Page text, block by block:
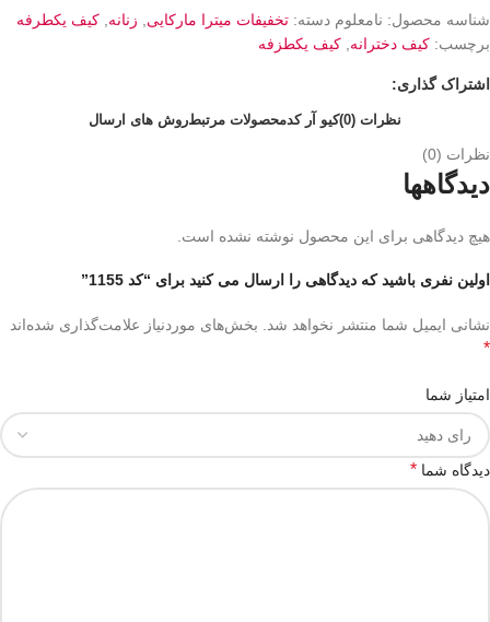
شناسه محصول: نامعلوم دسته: تخفیفات میترا مارکایی, زنانه, کیف یکطرفه
برچسب: کیف دخترانه, کیف یکطزفه
اشتراک گذاری:
نظرات (0) کیو آر کدمحصولات مرتبطروش های ارسال
نظرات (0)
دیدگاهها
هیچ دیدگاهی برای این محصول نوشته نشده است.
اولین نفری باشید که دیدگاهی را ارسال می کنید برای “کد 1155”
نشانی ایمیل شما منتشر نخواهد شد. بخش‌های موردنیاز علامت‌گذاری شده‌اند
*
امتیاز شما
دیدگاه شما *